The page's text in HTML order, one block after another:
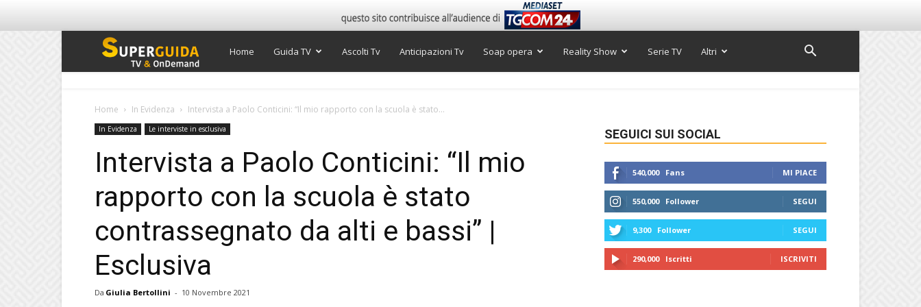
Super
TV
Home Guida TV Ascolti Tv Anticipazioni Tv Soap opera Reality Show Serie TV Altri
Home In Evidenza Intervista a Paolo Conticini: “Il mio rapporto con la scuola è stato...
In Evidenza Le interviste in esclusiva
Intervista a Paolo Conticini: “Il mio
rapporto con la scuola è stato
contrassegnato da alti e bassi” |
Esclusiva
Da Giulia Bertollini - 10 Novembre 2021
SEGUICI SUI SOCIAL
540,000 Fans MI PIACE
550,000 Follower SEGUI
9,300 Follower SEGUI
290,000 Iscritti ISCRIVITI